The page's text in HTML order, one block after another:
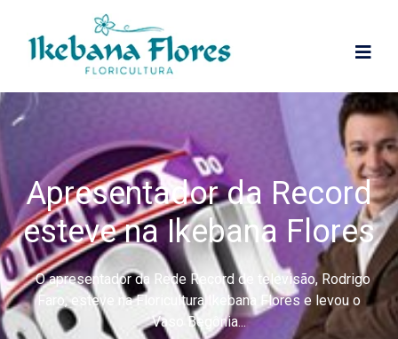
Apresentador da Record
esteve na Ikebana Flores
O apresentador da Rede Record de televisão, Rodrigo
Faro, esteve na Floricultura Ikebana Flores e levou o
Vaso Begônia...